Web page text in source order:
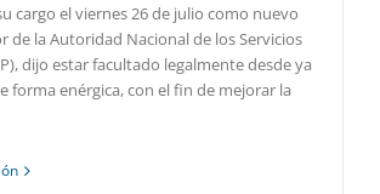
cargo el viernes 26 de julio como nuevo
de la Autoridad Nacional de los Servicios
dijo estar facultado legalmente desde ya
forma enérgica, con el fin de mejorar la